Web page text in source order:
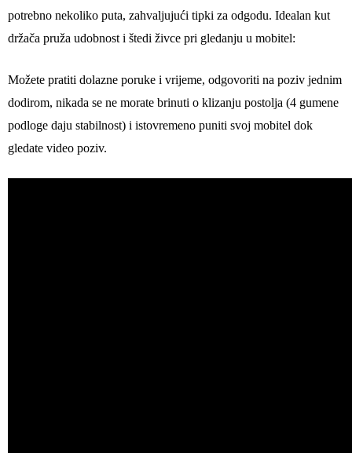
potrebno nekoliko puta, zahvaljujući tipki za odgodu. Idealan kut
držača pruža udobnost i štedi živce pri gledanju u mobitel:
Možete pratiti dolazne poruke i vrijeme, odgovoriti na poziv jednim
dodirom, nikada se ne morate brinuti o klizanju postolja (4 gumene
podloge daju stabilnost) i istovremeno puniti svoj mobitel dok
gledate video poziv.